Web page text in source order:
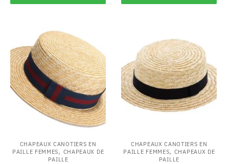
CHAPEAUX CANOTIERS EN
PAILLE FEMMES, CHAPEAUX DE
PAILLE
CHAPEAUX CANOTIERS EN
PAILLE FEMMES, CHAPEAUX DE
PAILLE